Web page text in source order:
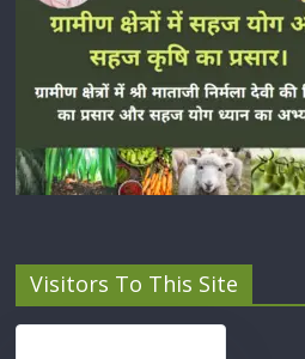
Visitors To This Site